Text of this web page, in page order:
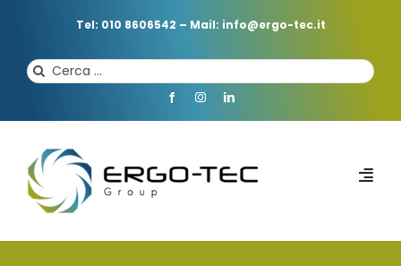
Tel: 010 8606542 – Mail: info@ergo-tec.it
Cerca
per:
HOME